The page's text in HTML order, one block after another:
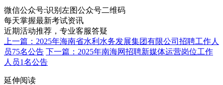
微信公众号:识别左图公众号二维码
每天掌握最新考试资讯
近期活动推荐，专业客服答疑
上一篇：2025年海南省水利水务发展集团有限公司招聘工作人
员75名公告 下一篇：2025年南海网招聘新媒体运营岗位工作
人员1名公告
延伸阅读